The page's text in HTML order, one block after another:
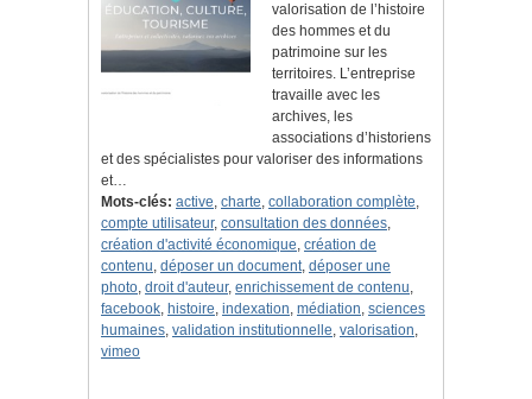
valorisation de l’histoire
des hommes et du
patrimoine sur les
territoires. L’entreprise
travaille avec les
archives, les
associations d’historiens
et des spécialistes pour valoriser des informations
et…
Mots-clés: active, charte, collaboration complète,
compte utilisateur, consultation des données,
création d'activité économique, création de
contenu, déposer un document, déposer une
photo, droit d'auteur, enrichissement de contenu,
facebook, histoire, indexation, médiation, sciences
humaines, validation institutionnelle, valorisation,
vimeo